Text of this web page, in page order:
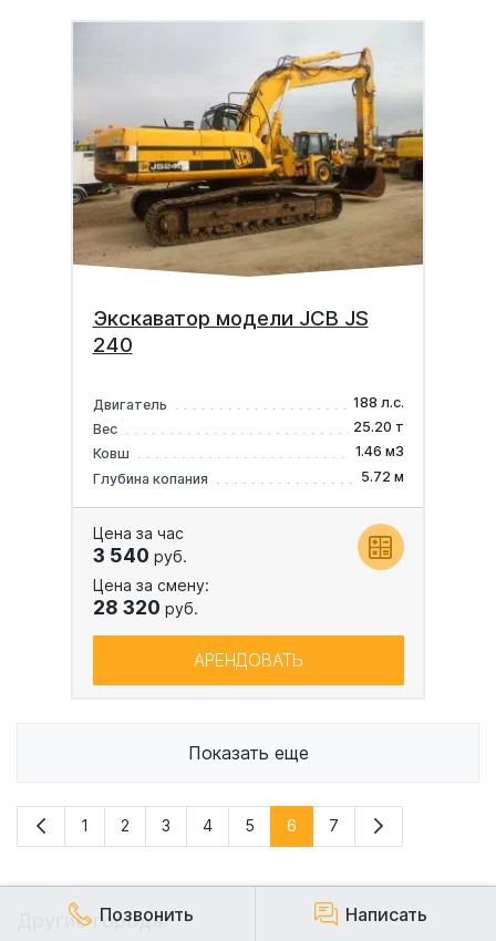
Экскаватор модели JCB JS
240
Двигатель
188 л.с.
Вес
25.20 т
Ковш
1.46 м3
Глубина копания
5.72 м
Цена за час
3 540 руб.
Цена за смену:
28 320 руб.
АРЕНДОВАТЬ
Показать еще
1 2 3 4 5 6 7
Другие города:
Позвонить Написать